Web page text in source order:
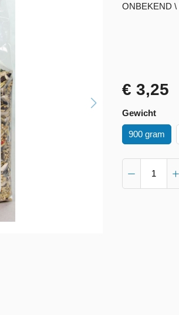
ONBEKEND
€ 3,25
Gewicht
900 gram